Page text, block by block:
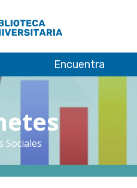
Encuentra
Sociales